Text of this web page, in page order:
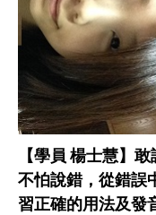
【學員 楊士慧】敢
不怕說錯，從錯誤
習正確的用法及發